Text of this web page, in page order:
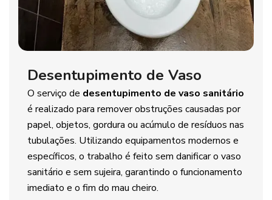
Desentupimento de Vaso
O serviço de desentupimento de vaso sanitário
é realizado para remover obstruções causadas por
papel, objetos, gordura ou acúmulo de resíduos nas
tubulações. Utilizando equipamentos modernos e
específicos, o trabalho é feito sem danificar o vaso
sanitário e sem sujeira, garantindo o funcionamento
imediato e o fim do mau cheiro.